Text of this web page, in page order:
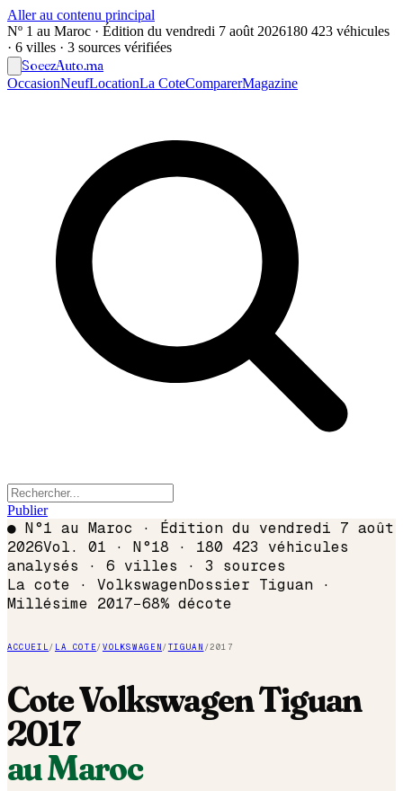
Aller au contenu principal
Nº 1 au Maroc · Édition du vendredi 7 août 2026180 423 véhicules
· 6 villes · 3 sources vérifiées
SoeezAuto.ma
OccasionNeufLocationLa CoteComparerMagazine
Publier
● N°1 au Maroc · Édition du vendredi 7 août
2026Vol. 01 · N°18 · 180 423 véhicules
analysés · 6 villes · 3 sources
La cote · VolkswagenDossier Tiguan ·
Millésime 2017−68% décote
ACCUEIL/ LA COTE/VOLKSWAGEN/TIGUAN /2017
CoteVolkswagenTiguan
2017
au Maroc